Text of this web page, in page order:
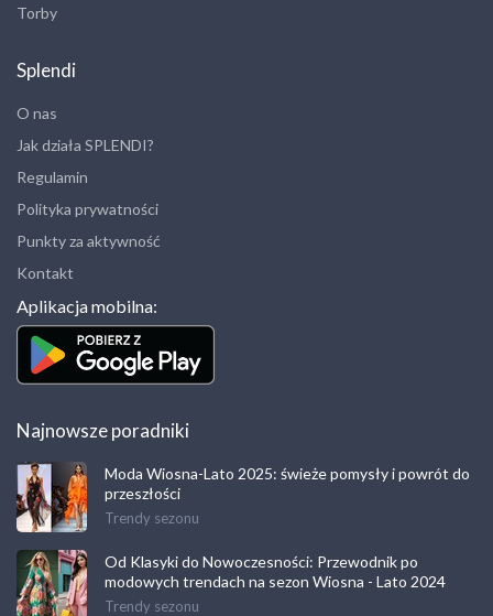
Torby
Splendi
O nas
Jak działa SPLENDI?
Regulamin
Polityka prywatności
Punkty za aktywność
Kontakt
Aplikacja mobilna:
Najnowsze poradniki
Moda Wiosna-Lato 2025: świeże pomysły i powrót do
przeszłości
Trendy sezonu
Od Klasyki do Nowoczesności: Przewodnik po
modowych trendach na sezon Wiosna - Lato 2024
Trendy sezonu